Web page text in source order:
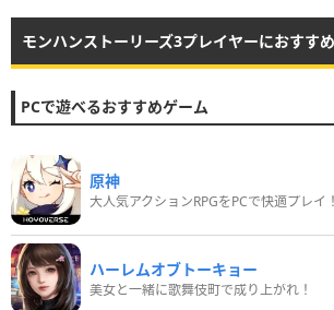
モンハンストーリーズ3プレイヤーにおすすめ
PCで遊べるおすすめゲーム
原神
大人気アクションRPGをPCで快適プレイ！
ハーレムオブトーキョー
美女と一緒に歌舞伎町で成り上がれ！